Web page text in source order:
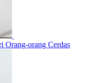
Orang-orang Cerdas